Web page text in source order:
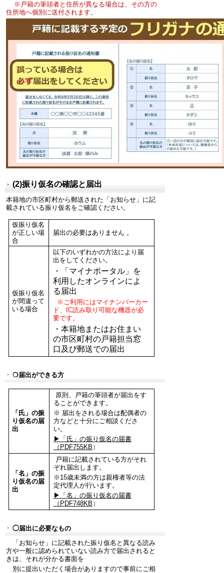
※戸籍の筆頭者と住所が異なる場合は、その方の
住所地へ個別に送付されます。
(2)振り仮名の確認と届出
本籍地の市区町村から郵送された「お知らせ」に記
載されている振り仮名をご確認ください。
仮振り仮名
が正しい場
合
届出の必要はありません 。
仮振り仮名
が間違って
いる場合
以下のいずれかの方法により届
出をしてください。
・「マイナポータル」を
利用したオンラインによ
る届出
※ご利用にはマイナンバーカー
ド、IC読み取り可能な機器が必
要です。
・本籍地またはお住まい
の市区町村の戸籍担当窓
口及び郵送での届出
❍届出ができる方
「氏」の振
り仮名の届
出
原則、戸籍の筆頭者が届出をす
ることができます。
※ 届出をされる場合は配偶者の
方などと十分にご相談くださ
い。
▶「氏」の振り仮名の届書
（PDF755KB ）
「名」の振
り仮名の届
出
戸籍に記載されている方がそれ
ぞれ届出します。
※15歳未満の方は親権者等の法
定代理人が行います。
▶「名」の振り仮名の届書
（PDF748KB ）
◯届出に必要なもの
「お知らせ」に記載された振り仮名と異なる読み
方や一般に認められていない読み方で届出されると
きは、それが分かる書面を
別に提出いただく場合がありますので事前にご相